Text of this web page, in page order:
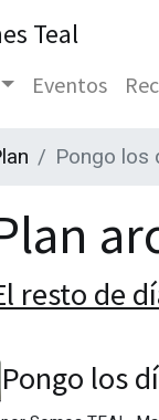
Teal
Eventos
Pongo los
resto de
Pongo los